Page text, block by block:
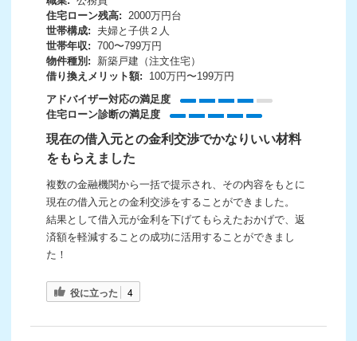
住宅ローン残高:
2000万円台
世帯構成:
夫婦と子供２人
世帯年収: 700〜799万円
物件種別:
新築戸建（注文住宅）
借り換えメリット額:
100万円〜199万円
アドバイザー対応の満足度
住宅ローン診断の満足度
現在の借入元との金利交渉でかなりいい材料
をもらえました
複数の金融機関から一括で提示され、その内容をもとに
現在の借入元との金利交渉をすることができました。
結果として借入元が金利を下げてもらえたおかげで、返
済額を軽減することの成功に活用することができまし
た！
役に立った 4